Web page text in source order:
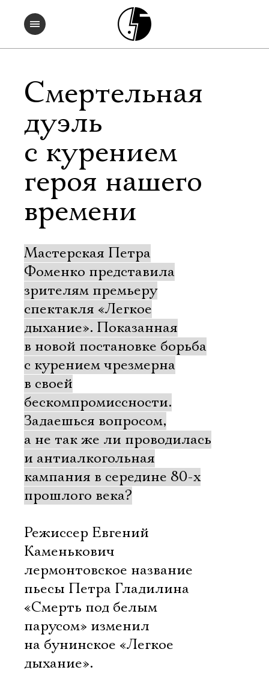
Смертельная
дуэль
с курением
героя нашего
времени
Мастерская Петра
Фоменко представила
зрителям премьеру
спектакля «Легкое
дыхание». Показанная
в новой постановке борьба
с курением чрезмерна
в своей
бескомпромиссности.
Задаешься вопросом,
а не так же ли проводилась
и антиалкогольная
кампания в середине 80-х
прошлого века?
Режиссер Евгений
Каменькович
лермонтовское название
пьесы Петра Гладилина
«Смерть под белым
парусом» изменил
на бунинское «Легкое
дыхание».